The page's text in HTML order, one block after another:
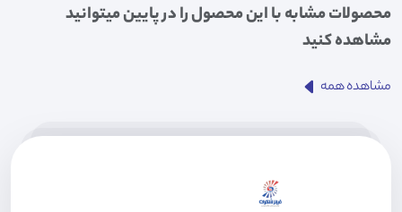
محصولات مشابه با این محصول را در پایین میتوانید
مشاهده کنید
مشاهده همه